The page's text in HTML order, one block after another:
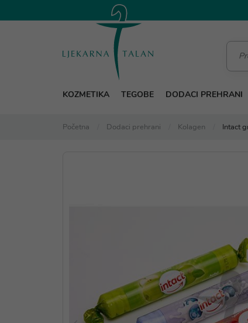
KOZMETIKA TEGOBE DODACI PREHRANI
Početna Dodaci prehrani Kolagen Intact